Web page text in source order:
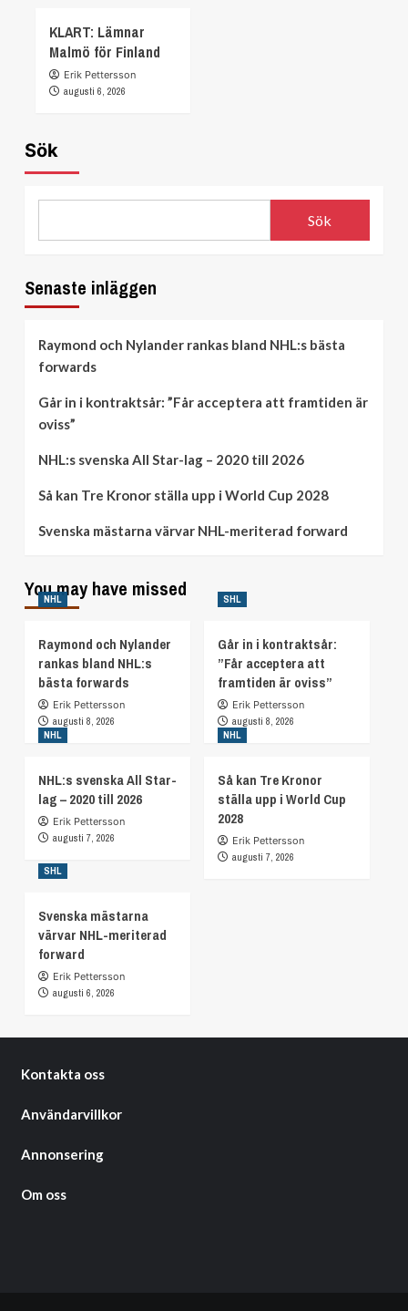
KLART: Lämnar
Malmö för Finland
Erik Pettersson
augusti 6, 2026
Sök
Sök
Senaste inläggen
Raymond och Nylander rankas bland NHL:s bästa
forwards
Går in i kontraktsår: ”Får acceptera att framtiden är
oviss”
NHL:s svenska All Star-lag – 2020 till 2026
Så kan Tre Kronor ställa upp i World Cup 2028
Svenska mästarna värvar NHL-meriterad forward
You may have missed
NHL
Raymond och Nylander
rankas bland NHL:s
bästa forwards
Erik Pettersson
augusti 8, 2026
SHL
Går in i kontraktsår:
”Får acceptera att
framtiden är oviss”
Erik Pettersson
augusti 8, 2026
NHL
NHL:s svenska All Star-
lag – 2020 till 2026
Erik Pettersson
augusti 7, 2026
NHL
Så kan Tre Kronor
ställa upp i World Cup
2028
Erik Pettersson
augusti 7, 2026
SHL
Svenska mästarna
värvar NHL-meriterad
forward
Erik Pettersson
augusti 6, 2026
Kontakta oss
Användarvillkor
Annonsering
Om oss